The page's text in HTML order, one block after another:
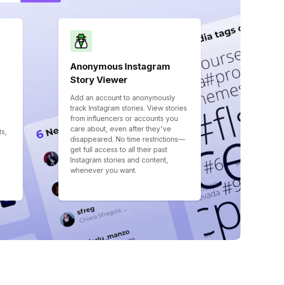
Anonymous Instagram
Story Viewer
Add an account to anonymously
track Instagram stories. View stories
from influencers or accounts you
care about, even after they've
disappeared. No time restrictions—
get full access to all their past
Instagram stories and content,
whenever you want.